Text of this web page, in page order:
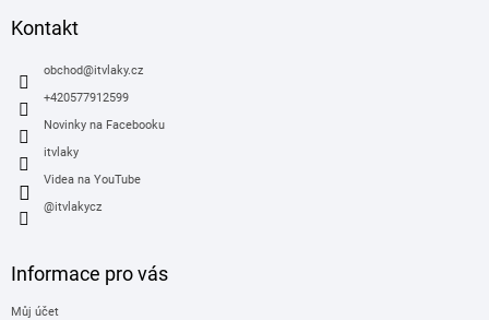
Kontakt
obchod@itvlaky.cz
+420577912599
Novinky na Facebooku
itvlaky
Videa na YouTube
@itvlakycz
Informace pro vás
Můj účet